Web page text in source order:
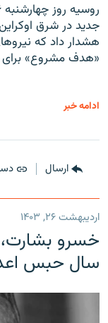
جدید در شرق
هشدار داد که
«هدف مشروع» برای
ادامه خبر
ارسال
اردیبهشت ۲۶, ۱۴۰۳
سال حبس